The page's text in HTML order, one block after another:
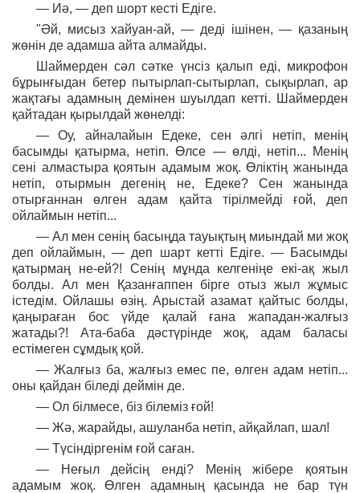
— Иә, — деп шорт кесті Едіге.
"Әй, мисыз хайуан-ай, — деді ішінен, — қазаның
жөнін де адамша айта алмайды.
Шаймерден сәл сәтке үнсіз қалып еді, микрофон
бұрынғыдан бетер пытырлап-сытырлап, сықырлап, ар
жақтағы адамның демінен шуылдап кетті. Шаймерден
қайтадан қырылдай жөнелді:
— Оу, айналайын Едеке, сен әлгі нетіп, менің
басымды қатырма, нетіп. Өлсе — өлді, нетіп... Менің
сені алмастыра қоятын адамым жоқ. Өліктің жанында
нетіп, отырмын дегенің не, Едеке? Сен жанында
отырғаннан өлген адам қайта тірілмейді ғой, деп
ойлаймын нетіп...
— Ал мен сенің басыңда тауықтың миындай ми жоқ
деп ойлаймын, — деп шарт кетті Едіге. — Басымды
қатырмаң не-ей?! Сенің мұнда келгеніңе екі-ақ жыл
болды. Ал мен Қазанғаппен бірге отыз жыл жұмыс
істедім. Ойлашы өзің. Арыстай азамат қайтыс болды,
қаңыраған бос үйде қалай ғана жападан-жалғыз
жатады?! Ата-баба дәстүрінде жоқ, адам баласы
естімеген сұмдық қой.
— Жалғыз ба, жалғыз емес пе, өлген адам нетіп...
оны қайдан біледі деймін де.
— Ол білмесе, біз білеміз ғой!
— Жә, жарайды, ашуланба нетіп, айқайлап, шал!
— Түсіндіргенім ғой саған.
— Неғыл дейсің енді? Менің жібере қоятын
адамым жоқ. Өлген адамның қасында не бар түн